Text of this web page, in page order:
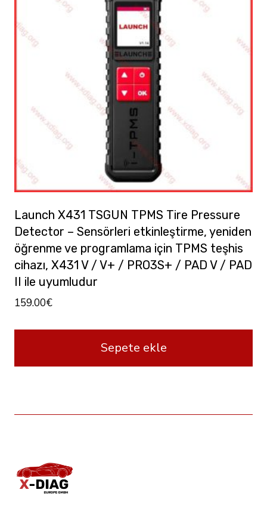
Launch X431 TSGUN TPMS Tire Pressure
Detector – Sensörleri etkinleştirme, yeniden
öğrenme ve programlama için TPMS teşhis
cihazı, X431 V / V+ / PRO3S+ / PAD V / PAD
II ile uyumludur
159.00€
Sepete ekle